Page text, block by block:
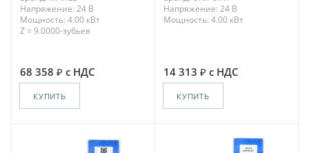
Напряжение: 24 В
Мощность: 4.00 кВт
Z = 9.0000-зубьев
68 358 с НДС
КУПИТЬ
Напряжение: 24 В
Мощность: 4.00 кВт
14 313 с НДС
КУПИТЬ